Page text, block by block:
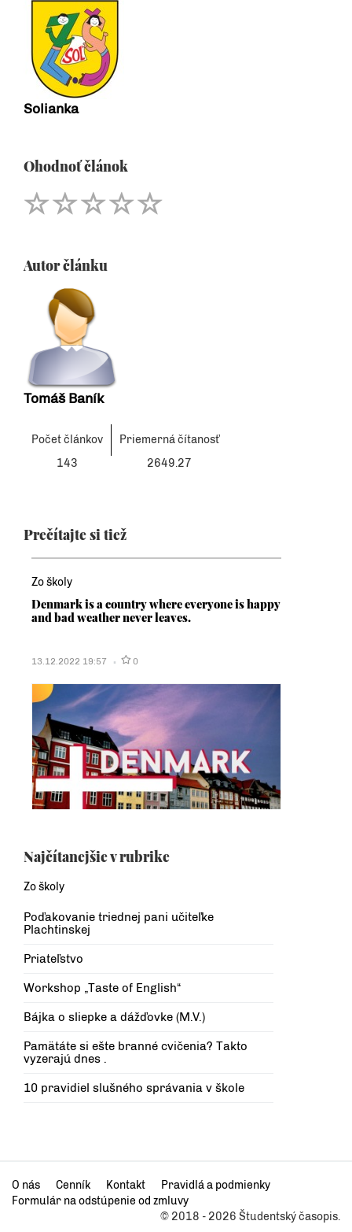
Solianka
Ohodnoť článok
Autor článku
Tomáš Baník
Počet článkov
Priemerná čítanosť
143
2649.27
Prečítajte si tiež
Zo školy
Denmark is a country where everyone is happy
and bad weather never leaves.
13.12.2022 19:57 0
Najčítanejšie v rubrike
Zo školy
Poďakovanie triednej pani učiteľke
Plachtinskej
Priateľstvo
Workshop „Taste of English“
Bájka o sliepke a dážďovke (M.V.)
Pamätáte si ešte branné cvičenia? Takto
vyzerajú dnes .
10 pravidiel slušného správania v škole
O nás Cenník Kontakt
Pravidlá a podmienky
Formulár na odstúpenie od zmluvy
© 2018 - 2026 Študentský časopis.